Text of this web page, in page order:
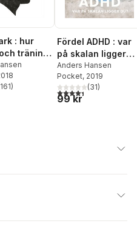
: hur
träning
hjärna
stjärnor. Totalt antal röster:
161)
Fördel ADHD : var
på skalan ligger
du?
Anders Hansen
Pocket, 2019
4,4utav 5 stjärnor.
(31)
99 kr